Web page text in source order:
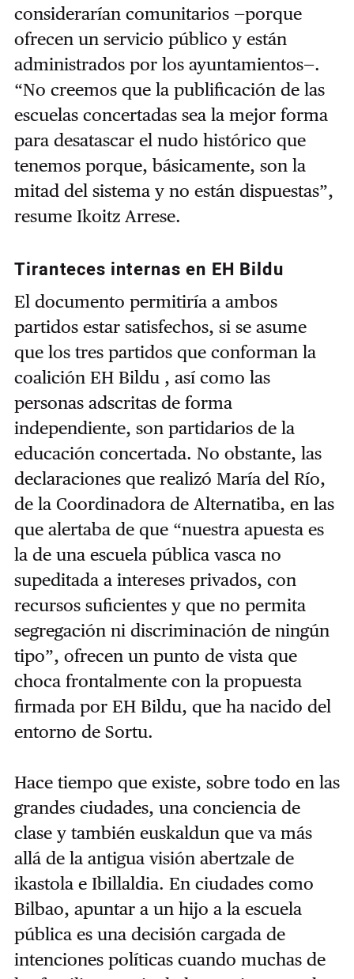
considerarían comunitarios —porque
ofrecen un servicio público y están
administrados por los ayuntamientos—.
“No creemos que la publificación de las
escuelas concertadas sea la mejor forma
para desatascar el nudo histórico que
tenemos porque, básicamente, son la
mitad del sistema y no están dispuestas”,
resume Ikoitz Arrese.
Tiranteces internas en EH Bildu
El documento permitiría a ambos
partidos estar satisfechos, si se asume
que los tres partidos que conforman la
coalición EH Bildu , así como las
personas adscritas de forma
independiente, son partidarios de la
educación concertada. No obstante, las
declaraciones que realizó María del Río,
de la Coordinadora de Alternatiba, en las
que alertaba de que “nuestra apuesta es
la de una escuela pública vasca no
supeditada a intereses privados, con
recursos suficientes y que no permita
segregación ni discriminación de ningún
tipo”, ofrecen un punto de vista que
choca frontalmente con la propuesta
firmada por EH Bildu, que ha nacido del
entorno de Sortu.
Hace tiempo que existe, sobre todo en las
grandes ciudades, una conciencia de
clase y también euskaldun que va más
allá de la antigua visión abertzale de
ikastola e Ibillaldia. En ciudades como
Bilbao, apuntar a un hijo a la escuela
pública es una decisión cargada de
intenciones políticas cuando muchas de